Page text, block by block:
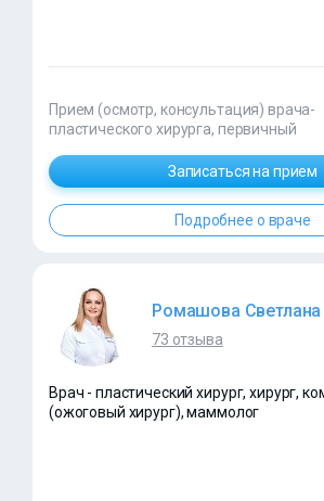
Прием (осмотр, консультация) врача-
пластического хирурга, первичный
Записаться на прием
Подробнее о враче
Ромашова Светлана
73 отзыва
Врач - пластический хирург, хирург,
(ожоговый хирург), маммолог